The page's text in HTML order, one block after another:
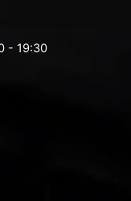
- 19:30